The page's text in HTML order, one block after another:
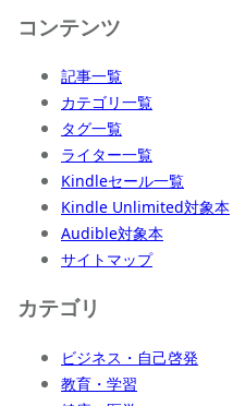
コンテンツ
記事一覧
カテゴリ一覧
タグ一覧
ライター一覧
Kindleセール一覧
Kindle Unlimited対象本
Audible対象本
サイトマップ
カテゴリ
ビジネス・自己啓発
教育・学習